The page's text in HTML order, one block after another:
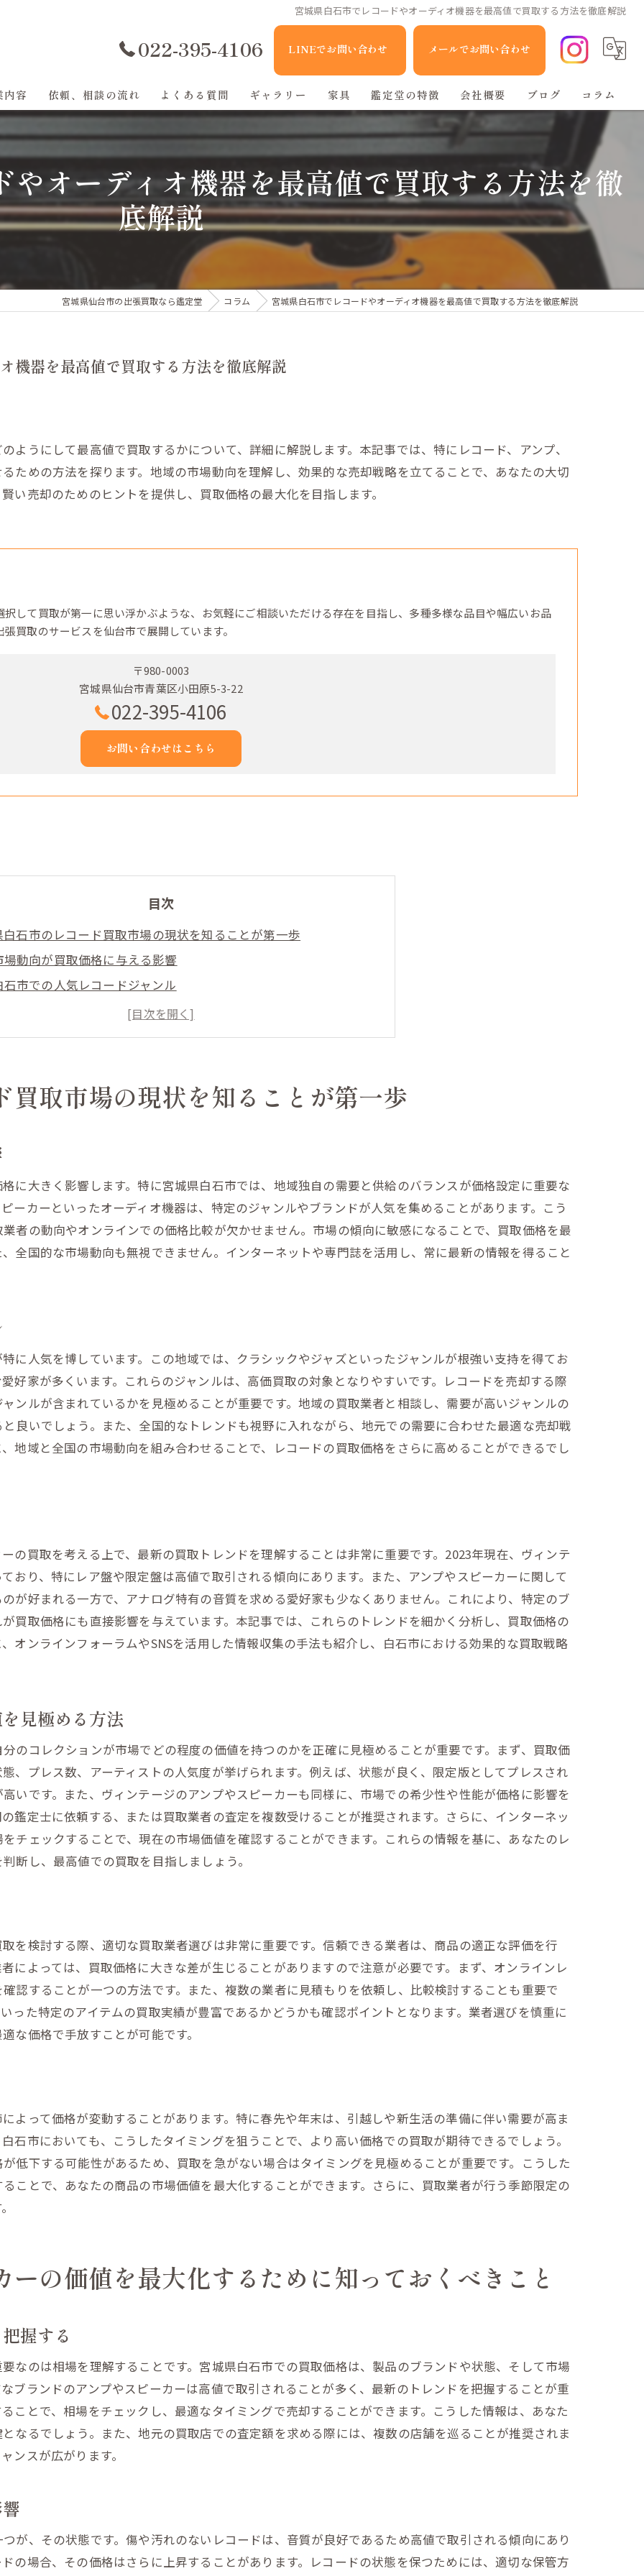
宮城県白石市でレコードやオーディオ機器を最高値で買取する方法を徹底解説
022-395-4106 LINEでお問い合わせ メールでお問い合わせ
内容 依頼、相談の流れ よくある質問 ギャラリー 家具 鑑定堂の特徴
家電
人形
ブランド品
不用品回収
会社概要 ブログ コラム
やオーディオ機器を最高値で買取する方法を徹
底解説
宮城県仙台市の出張買取なら鑑定堂 コラム 宮城県白石市でレコードやオーディオ機器を最高値で買取する方法を徹底解説
機器を最高値で買取する方法を徹底解説
ようにして最高値で買取するかについて、詳細に解説します。本記事では、特にレコード、アンプ、
ための方法を探ります。地域の市場動向を理解し、効果的な売却戦略を立てることで、あなたの大切
い売却のためのヒントを提供し、買取価格の最大化を目指します。
択して買取が第一に思い浮かぶような、お気軽にご相談いただける存在を目指し、多種多様な品目や幅広いお品
買取のサービスを仙台市で展開しています。
〒980-0003
宮城県仙台市青葉区小田原5-3-22
022-395-4106
お問い合わせはこちら
目次
白石市のレコード買取市場の現状を知ることが第一歩
場動向が買取価格に与える影響
石市での人気レコードジャンル
新の買取トレンドとその分析
コードコレクションの市場価値を見極める方法
取市場の季節変動とその対策
アンプスピーカーの価値を最大化するために知っておくべきこと
コードの状態が価格に与える影響
ランドが買取価格に与える重要性
少性が価値に与える影響
取前に行うべきメンテナンス
価買取のための効果的な売却タイミング
節ごとの買取需要の変化
元イベントとの関連性を考慮する
ーカルマーケットでの販売戦略
石市特有の買取業者情報
新技術を取り入れたセットの利点
メーカーの相性を理解する
取査定における専門的な評価ポイント
ィオ機器の状態が買取額に及ぼす影響とその対策
ロのクリーニングサービスの活用
作保証が価格に与える影響
属品の有無と価格の関係
期使用による経年劣化の見極め方
石市で高額買取を狙うための交渉術
渉前に知っておくべき市場情報
功する交渉のための準備ポイント
渉におけるタイミングの重要性
格交渉の成功事例から学ぶ
場の動向に基づいた効果的な売却戦略とは
場調査による売却プランの策定
石市の特性を生かした販売方法
域の需要に合わせた価格設定
期的な売却計画を立てる理由
格を最大化するための専門家からのアドバイス
ロのバイヤーが教える買取成功の秘訣
門家による査定のポイント
取価格を上げるためのリペア術
頼できる査定士の選び方
買取市場の現状を知ることが第一歩
に大きく影響します。特に宮城県白石市では、地域独自の需要と供給のバランスが価格設定に重要な
ーカーといったオーディオ機器は、特定のジャンルやブランドが人気を集めることがあります。こう
者の動向やオンラインでの価格比較が欠かせません。市場の傾向に敏感になることで、買取価格を最
全国的な市場動向も無視できません。インターネットや専門誌を活用し、常に最新の情報を得ること
に人気を博しています。この地域では、クラシックやジャズといったジャンルが根強い支持を得てお
好家が多くいます。これらのジャンルは、高価買取の対象となりやすいです。レコードを売却する際
ンルが含まれているかを見極めることが重要です。地域の買取業者と相談し、需要が高いジャンルの
良いでしょう。また、全国的なトレンドも視野に入れながら、地元での需要に合わせた最適な売却戦
地域と全国の市場動向を組み合わせることで、レコードの買取価格をさらに高めることができるでし
の買取を考える上で、最新の買取トレンドを理解することは非常に重要です。2023年現在、ヴィンテ
おり、特にレア盤や限定盤は高値で取引される傾向にあります。また、アンプやスピーカーに関して
が好まれる一方で、アナログ特有の音質を求める愛好家も少なくありません。これにより、特定のブ
買取価格にも直接影響を与えています。本記事では、これらのトレンドを細かく分析し、買取価格の
オンラインフォーラムやSNSを活用した情報収集の手法も紹介し、白石市における効果的な買取戦略
見極める方法
のコレクションが市場でどの程度の価値を持つのかを正確に見極めることが重要です。まず、買取価
、プレス数、アーティストの人気度が挙げられます。例えば、状態が良く、限定版としてプレスされ
いです。また、ヴィンテージのアンプやスピーカーも同様に、市場での希少性や性能が価格に影響を
鑑定士に依頼する、または買取業者の査定を複数受けることが推奨されます。さらに、インターネッ
チェックすることで、現在の市場価値を確認することができます。これらの情報を基に、あなたのレ
断し、最高値での買取を目指しましょう。
を検討する際、適切な買取業者選びは非常に重要です。信頼できる業者は、商品の適正な評価を行
によっては、買取価格に大きな差が生じることがありますので注意が必要です。まず、オンラインレ
認することが一つの方法です。また、複数の業者に見積もりを依頼し、比較検討することも重要で
った特定のアイテムの買取実績が豊富であるかどうかも確認ポイントとなります。業者選びを慎重に
な価格で手放すことが可能です。
よって価格が変動することがあります。特に春先や年末は、引越しや新生活の準備に伴い需要が高ま
石市においても、こうしたタイミングを狙うことで、より高い価格での買取が期待できるでしょう。
低下する可能性があるため、買取を急がない場合はタイミングを見極めることが重要です。こうした
ことで、あなたの商品の市場価値を最大化することができます。さらに、買取業者が行う季節限定の
の価値を最大化するために知っておくべきこと
握する
なのは相場を理解することです。宮城県白石市での買取価格は、製品のブランドや状態、そして市場
ブランドのアンプやスピーカーは高値で取引されることが多く、最新のトレンドを把握することが重
ことで、相場をチェックし、最適なタイミングで売却することができます。こうした情報は、あなた
なるでしょう。また、地元の買取店での査定額を求める際には、複数の店舗を巡ることが推奨されま
ンスが広がります。
が、その状態です。傷や汚れのないレコードは、音質が良好であるため高値で取引される傾向にあり
の場合、その価格はさらに上昇することがあります。レコードの状態を保つためには、適切な保管方